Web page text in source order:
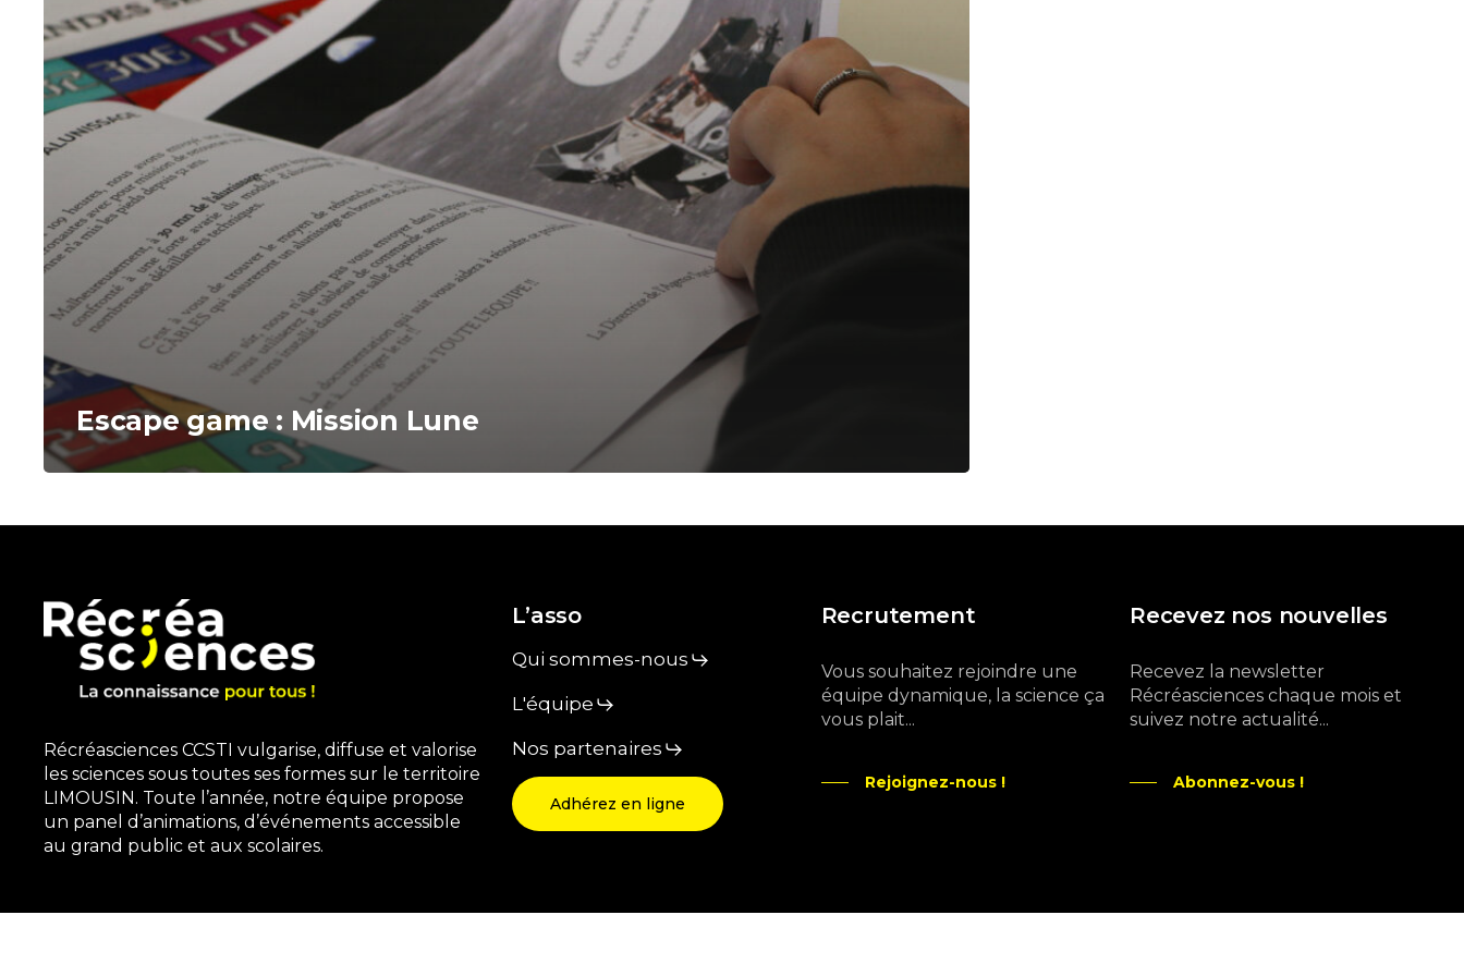
Escape game : Mission Lune
Récréasciences CCSTI vulgarise, diffuse et valorise
les sciences sous toutes ses formes sur le territoire
LIMOUSIN. Toute l’année, notre équipe propose
un panel d’animations, d’événements accessible
au grand public et aux scolaires.
L’asso
Qui sommes-nous
L'équipe
Nos partenaires
Adhérez en ligne
Recrutement
Vous souhaitez rejoindre une
équipe dynamique, la science ça
vous plait...
Rejoignez-nous !
Recevez nos nouvelles
Recevez la newsletter
Récréasciences chaque mois et
suivez notre actualité...
Abonnez-vous !